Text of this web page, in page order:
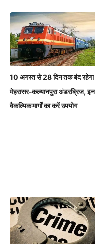
10 अगस्त से 28 दिन तक बंद रहेगा
मेहरासर-कल्यानपुरा अंडरब्रिज, इन
वैकल्पिक मार्गों का करें उपयोग